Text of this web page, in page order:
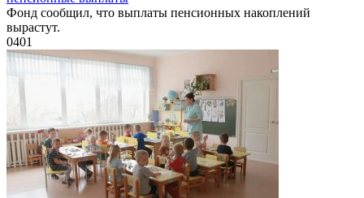
Фонд сообщил, что выплаты пенсионных накоплений
вырастут.
0401